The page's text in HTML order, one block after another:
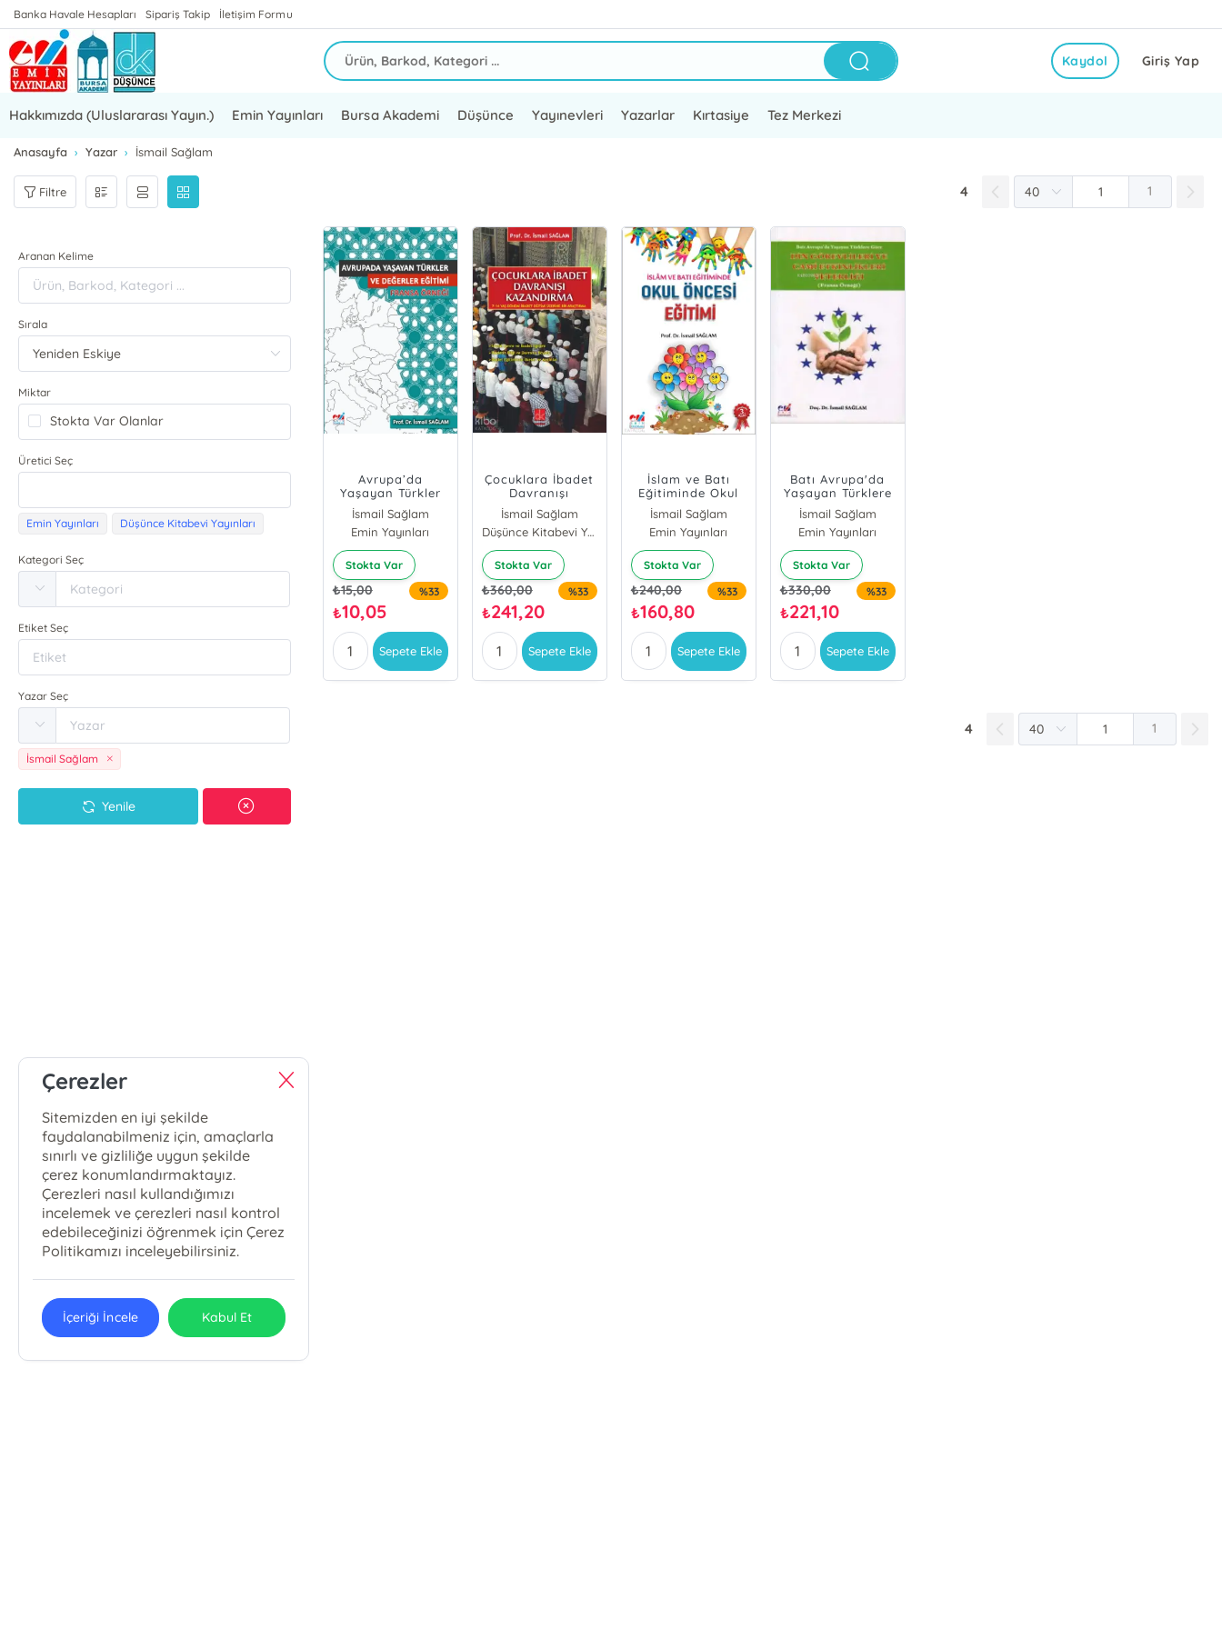
Banka Havale Hesapları Sipariş Takip İletişim Formu
Giriş Yap
Kaydol
Hakkımızda (Uluslararası Yayın.) Emin Yayınları Bursa Akademi Düşünce Yayınevleri Yazarlar Kırtasiye Tez Merkezi
Anasayfa Yazar İsmail Sağlam
Filtre 4 1
Aranan Kelime
Sırala
Miktar
Stokta Var Olanlar
Üretici Seç
Emin Yayınları Düşünce Kitabevi Yayınları
Kategori Seç
Etiket Seç
Yazar Seç
İsmail Sağlam
Yenile
Avrupa’da
Yaşayan Türkler
ve Değerler
Eğitimi (Fransa
Örneği)
İsmail Sağlam
Emin Yayınları
Stokta Var
₺15,00
₺10,05
%33
Sepete Ekle
Çocuklara İbadet
Davranışı
Kazandırma
İsmail Sağlam
Düşünce Kitabevi Yayınları
Stokta Var
₺360,00
₺241,20
%33
Sepete Ekle
İslam ve Batı
Eğitiminde Okul
Öncesi Eğitimi
(Hedefler -
Etkinlikler)
İsmail Sağlam
Emin Yayınları
Stokta Var
₺240,00
₺160,80
%33
Sepete Ekle
Batı Avrupa'da
Yaşayan Türklere
Göre Din
Görevlileri ve
Cami Etkinlikleri
Yeterliği; Fransa
Örneği
İsmail Sağlam
Emin Yayınları
Stokta Var
₺330,00
₺221,10
%33
Sepete Ekle
4 1
Çerezler
Sitemizden en iyi şekilde
faydalanabilmeniz için, amaçlarla
sınırlı ve gizliliğe uygun şekilde
çerez konumlandırmaktayız.
Çerezleri nasıl kullandığımızı
incelemek ve çerezleri nasıl kontrol
edebileceğinizi öğrenmek için Çerez
Politikamızı inceleyebilirsiniz.
İçeriği İncele Kabul Et